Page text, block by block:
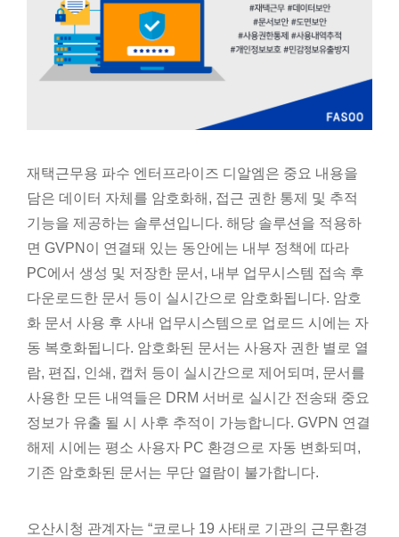
재택근무용 파수 엔터프라이즈 디알엠은 중요 내용을
담은 데이터 자체를 암호화해, 접근 권한 통제 및 추적
기능을 제공하는 솔루션입니다. 해당 솔루션을 적용하
면 GVPN이 연결돼 있는 동안에는 내부 정책에 따라
PC에서 생성 및 저장한 문서, 내부 업무시스템 접속 후
다운로드한 문서 등이 실시간으로 암호화됩니다. 암호
화 문서 사용 후 사내 업무시스템으로 업로드 시에는 자
동 복호화됩니다. 암호화된 문서는 사용자 권한 별로 열
람, 편집, 인쇄, 캡처 등이 실시간으로 제어되며, 문서를
사용한 모든 내역들은 DRM 서버로 실시간 전송돼 중요
정보가 유출 될 시 사후 추적이 가능합니다. GVPN 연결
해제 시에는 평소 사용자 PC 환경으로 자동 변화되며,
기존 암호화된 문서는 무단 열람이 불가합니다.
오산시청 관계자는 “코로나 19 사태로 기관의 근무환경